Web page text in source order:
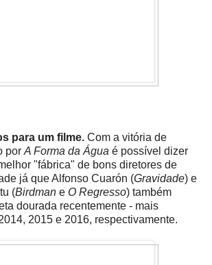
para um filme. Com a vitória de
por A Forma da Água é possível dizer
"fábrica" de bons diretores de
já que Alfonso Cuarón (Gravidade) e
(Birdman e O Regresso) também
dourada recentemente - mais
2015 e 2016, respectivamente.